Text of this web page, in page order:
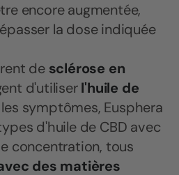
encore augmentée,
la dose indiquée
de sclérose en
d'utiliserl'huile de
symptômes, Eusphera
d'huile de CBD avec
concentration, tous
des matières